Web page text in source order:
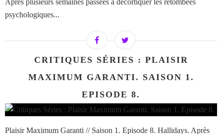
Après plusieurs semaines passées à décortiquer les retombées
psychologiques...
CRITIQUES SÉRIES : PLAISIR
MAXIMUM GARANTI. SAISON 1.
EPISODE 8.
Plaisir Maximum Garanti // Saison 1. Episode 8. Hallidays. Après